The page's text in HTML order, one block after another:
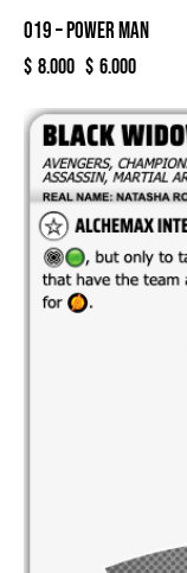
019 – POWER MAN
$ 8.000 $ 6.000